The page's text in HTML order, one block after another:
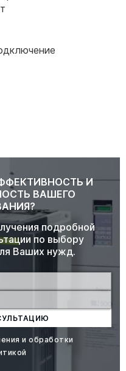
И
ВАШЕГО
подробной
по выбору
Ваших нужд.
и обработки